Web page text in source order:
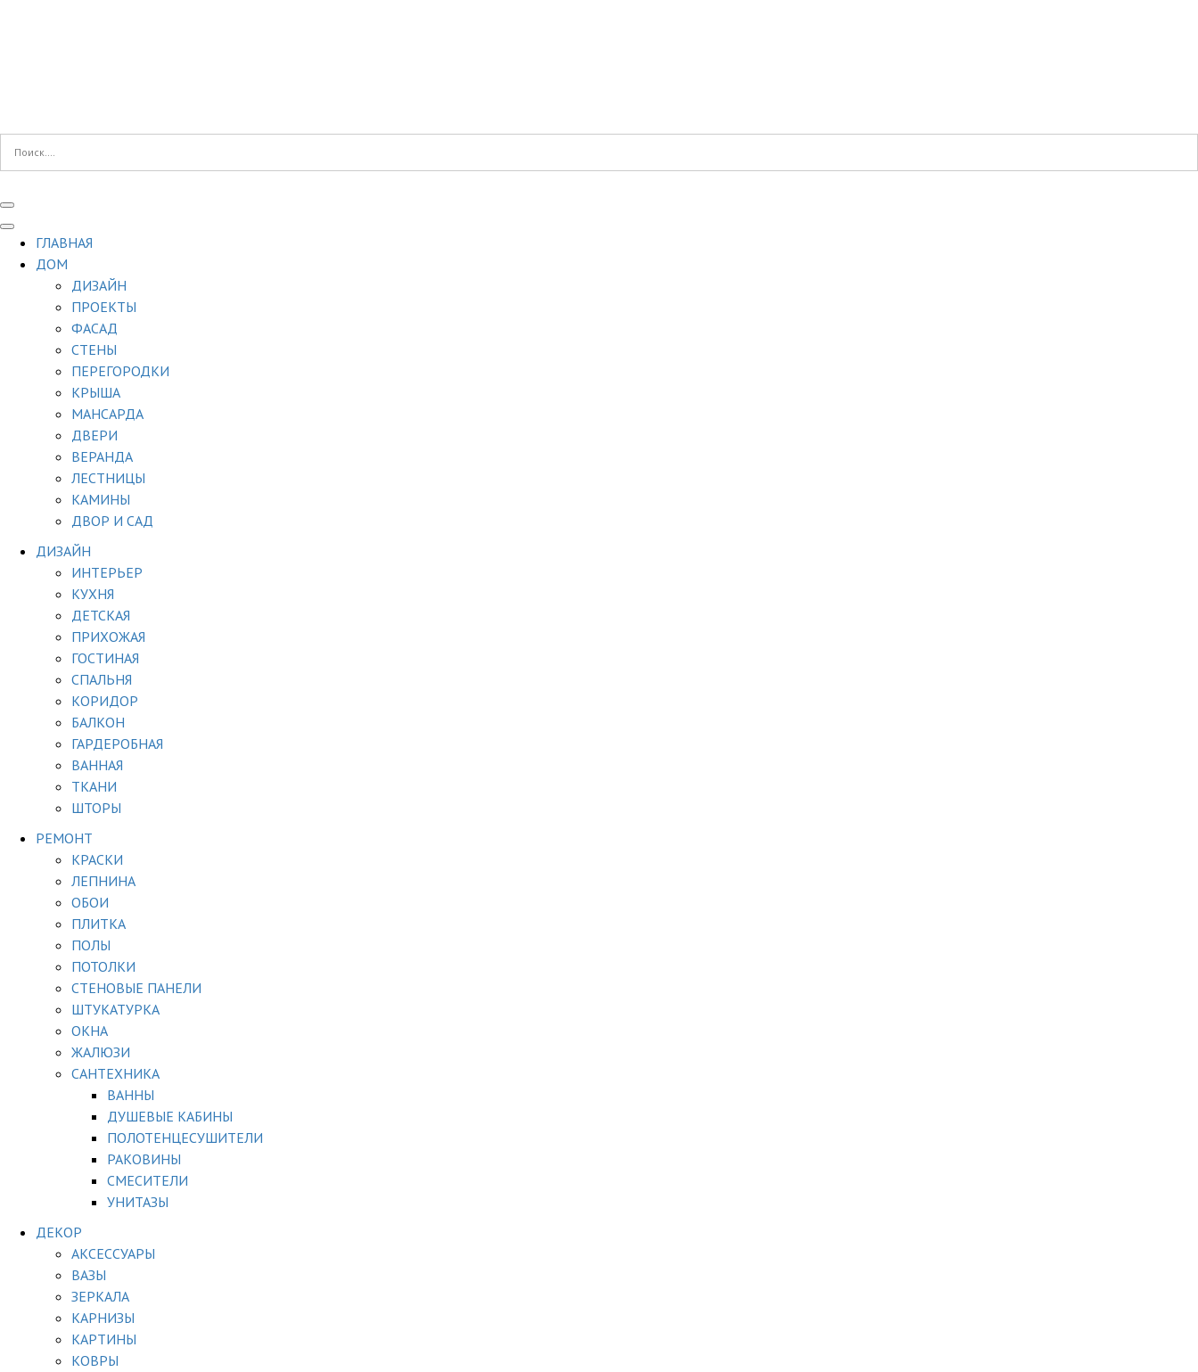
ГЛАВНАЯ
ДОМ
ДИЗАЙН
ПРОЕКТЫ
ФАСАД
СТЕНЫ
ПЕРЕГОРОДКИ
КРЫША
МАНСАРДА
ДВЕРИ
ВЕРАНДА
ЛЕСТНИЦЫ
КАМИНЫ
ДВОР И САД
ДИЗАЙН
ИНТЕРЬЕР
КУХНЯ
ДЕТСКАЯ
ПРИХОЖАЯ
ГОСТИНАЯ
СПАЛЬНЯ
КОРИДОР
БАЛКОН
ГАРДЕРОБНАЯ
ВАННАЯ
ТКАНИ
ШТОРЫ
РЕМОНТ
КРАСКИ
ЛЕПНИНА
ОБОИ
ПЛИТКА
ПОЛЫ
ПОТОЛКИ
СТЕНОВЫЕ ПАНЕЛИ
ШТУКАТУРКА
ОКНА
ЖАЛЮЗИ
САНТЕХНИКА
ВАННЫ
ДУШЕВЫЕ КАБИНЫ
ПОЛОТЕНЦЕСУШИТЕЛИ
РАКОВИНЫ
СМЕСИТЕЛИ
УНИТАЗЫ
ДЕКОР
АКСЕССУАРЫ
ВАЗЫ
ЗЕРКАЛА
КАРНИЗЫ
КАРТИНЫ
КОВРЫ